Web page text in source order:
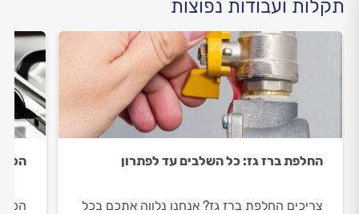
תקלות ועבודות נפוצות
החלפת ברז גז: כל השלבים עד לפתרון
צריכים החלפת ברז גז? אנחנו נלווה אתכם בכל